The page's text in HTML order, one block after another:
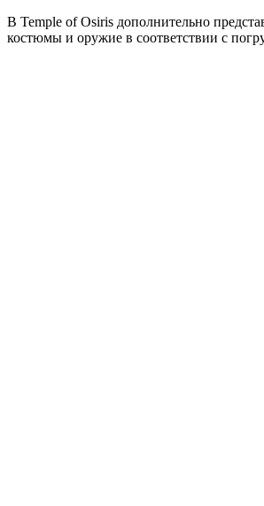
В Temple of Osiris дополнительно
костюмы и оружие в соответствии с